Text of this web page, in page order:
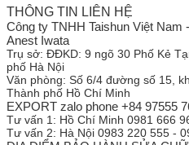
THÔNG TIN LIÊN HỆ
Công ty TNHH Taishun Việt
Anest Iwata
Trụ sở: ĐĐKD: 9 ngõ 30 Phố Kẻ
phố Hà Nội
Văn phòng: Số 6/4 đường số 15,
Thành phố Hồ Chí Minh
EXPORT zalo phone +84 97555
Tư vấn 1: Hồ Chí Minh 0981 666
Tư vấn 2: Hà Nội 0983 220 555 -